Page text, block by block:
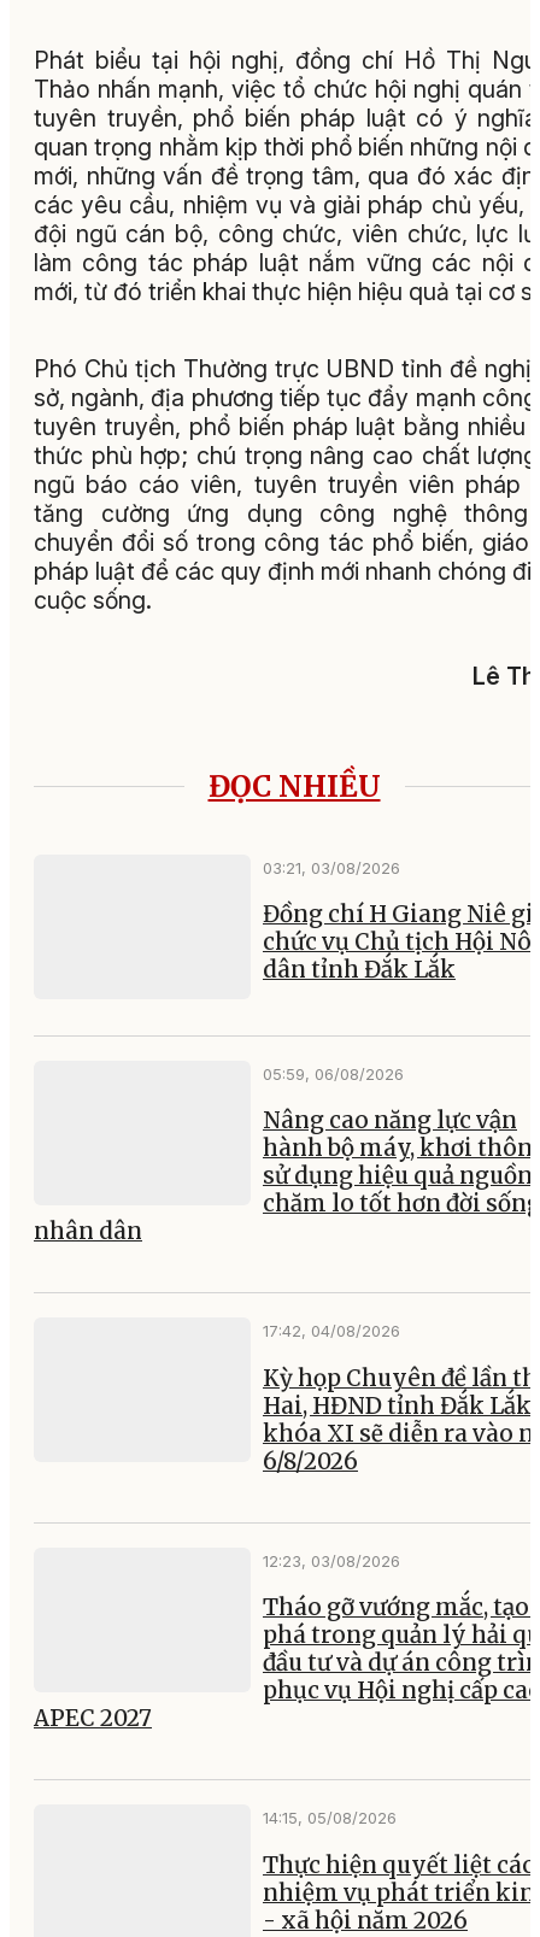
Phát biểu tại hội nghị, đồng chí Hồ Thị
Thảo nhấn mạnh, việc tổ chức hội nghị quán
tuyên truyền, phổ biến pháp luật có ý
quan trọng nhằm kịp thời phổ biến những nội
mới, những vấn đề trọng tâm, qua đó xác
các yêu cầu, nhiệm vụ và giải pháp chủ yếu,
đội ngũ cán bộ, công chức, viên chức, lực
làm công tác pháp luật nắm vững các nội
mới, từ đó triển khai thực hiện hiệu quả tại cơ
Phó Chủ tịch Thường trực UBND tỉnh đề nghị
sở, ngành, địa phương tiếp tục đẩy mạnh
tuyên truyền, phổ biến pháp luật bằng nhiều
thức phù hợp; chú trọng nâng cao chất
ngũ báo cáo viên, tuyên truyền viên pháp
tăng cường ứng dụng công nghệ thông
chuyển đổi số trong công tác phổ biến, giáo
pháp luật để các quy định mới nhanh chóng đi
cuộc sống.
Lê
ĐỌC NHIỀU
03:21, 03/08/2026
Đồng chí H Giang Niê
chức vụ Chủ tịch Hội
dân tỉnh Đắk Lắk
05:59, 06/08/2026
Nâng cao năng lực vận
hành bộ máy, khơi
sử dụng hiệu quả nguồn
chăm lo tốt hơn đời sống
nhân dân
17:42, 04/08/2026
Kỳ họp Chuyên đề lần
Hai, HĐND tỉnh Đắk Lắk
khóa XI sẽ diễn ra vào
6/8/2026
12:23, 03/08/2026
Tháo gỡ vướng mắc, tạo
phá trong quản lý hải
đầu tư và dự án công
phục vụ Hội nghị cấp
APEC 2027
14:15, 05/08/2026
Thực hiện quyết liệt các
nhiệm vụ phát triển
- xã hội năm 2026